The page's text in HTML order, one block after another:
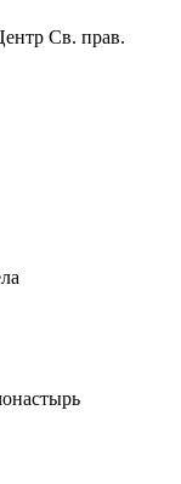
Св. прав.